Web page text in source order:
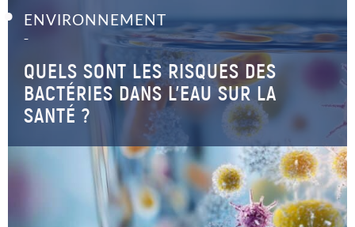
ENVIRONNEMENT
–
QUELS SONT LES RISQUES DES
BACTÉRIES DANS L’EAU SUR LA
SANTÉ ?